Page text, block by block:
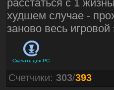
расстаться с 1
худшем случае -
заново весь игровой
Скачать для PC
Счетчики: 303/393